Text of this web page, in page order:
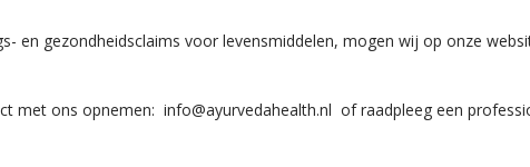
en gezondheidsclaims voor levensmiddelen, mogen wij op onze
met ons opnemen: info@ayurvedahealth.nl of raadpleeg een